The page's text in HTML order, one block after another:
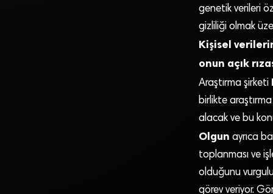
genetik verileri
gizliliği olmak
Kişisel
onun açık
Araştırma şirketi
birlikte
alacak ve bu
Olgun ayrıca
toplanması ve
olduğunu
görev veriyor.